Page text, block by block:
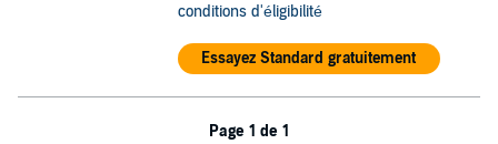
conditions d'éligibilité
Essayez Standard gratuitement
Page 1 de 1